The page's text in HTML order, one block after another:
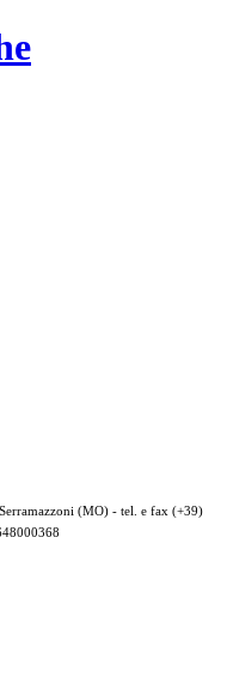
(MO) - tel. e fax (+39)